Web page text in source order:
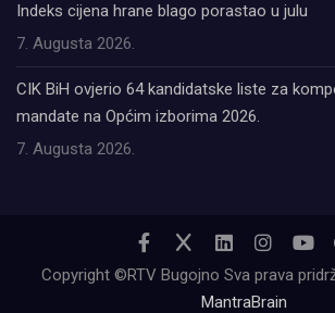
Indeks cijena hrane blago porastao u julu
7. Augusta 2026.
CIK BiH ovjerio 64 kandidatske liste za
mandate na Općim izborima 2026.
7. Augusta 2026.
Copyright ©RTV Bugojno Sva prava
MantraBrain